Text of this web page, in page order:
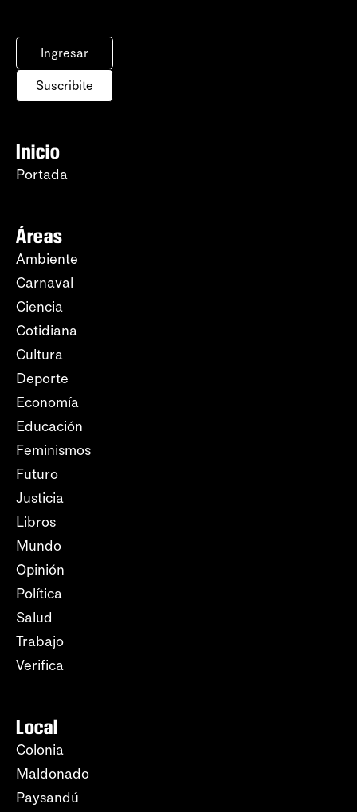
Ingresar
Suscribite
Inicio
Portada
Áreas
Ambiente
Carnaval
Ciencia
Cotidiana
Cultura
Deporte
Economía
Educación
Feminismos
Futuro
Justicia
Libros
Mundo
Opinión
Política
Salud
Trabajo
Verifica
Local
Colonia
Maldonado
Paysandú